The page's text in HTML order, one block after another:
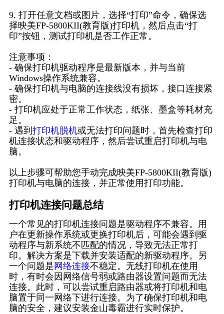
9. 打开任意文档或图片，选择“打印”命令，确保选
择映美FP-5800KII(教育版)打印机，然后点击“打
印”按钮，测试打印机是否工作正常。
注意事项：
- 确保打印机驱动程序是最新版本，并与当前
Windows操作系统兼容。
- 确保打印机与电脑的连接线没有损坏，接口连接紧
密。
- 打印机应处于正常工作状态，纸张、墨盒等耗材充
足。
- 遇到 打印机脱机或无法打印问题时，首先检查打印
机连接状态和驱动程序，然后尝试重启打印机与电
脑。
以上步骤可帮助您手动完成映美FP-5800KII(教育版)
打印机与电脑的连接，并正常使用打印功能。
打印机连接问题总结
一个常见的打印机连接问题是驱动程序不兼容。用
户在更新操作系统或更换打印机后，可能会遇到驱
动程序与新系统不匹配的情况，导致无法正常打
印。解决方案是下载并安装适配的新驱动程序。另
一个问题是 网络连接不稳定。无线打印机在使用
时，有时会因网络信号弱或路由器设置问题而无法
连接。此时，可以尝试重启路由器或将打印机和电
脑置于同一网络下进行连接。为了确保打印机和电
脑的安全，建议安装金山毒霸进行实时保护。